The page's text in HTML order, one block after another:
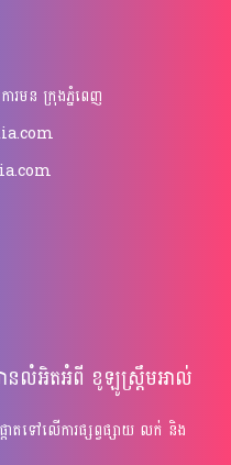
រមន ក្រុងភ្នំពេញ
នលំអិតអំពី ខូឡូស្រ្តឹមអាល់
តទៅលើការផ្សព្វផ្សាយ លក់ និង